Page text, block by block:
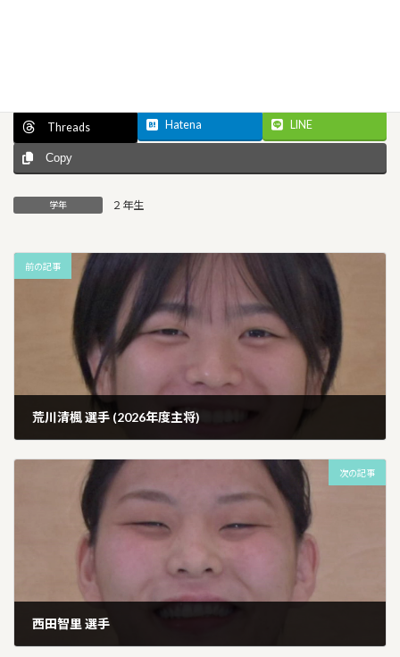
Threads Hatena LINE
Copy
学年 ２年生
前の記事
荒川清楓 選手 (2026年度主将)
次の記事
西田智里 選手